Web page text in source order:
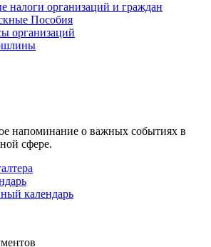
налоги организаций и граждан
Пособия
организаций
напоминание о важных событиях в
сфере.
календарь